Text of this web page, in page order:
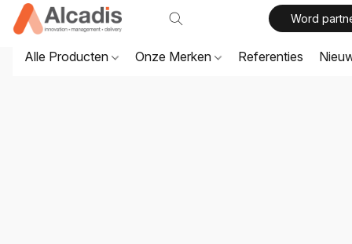
Word
Alle Producten Onze Merken Referenties